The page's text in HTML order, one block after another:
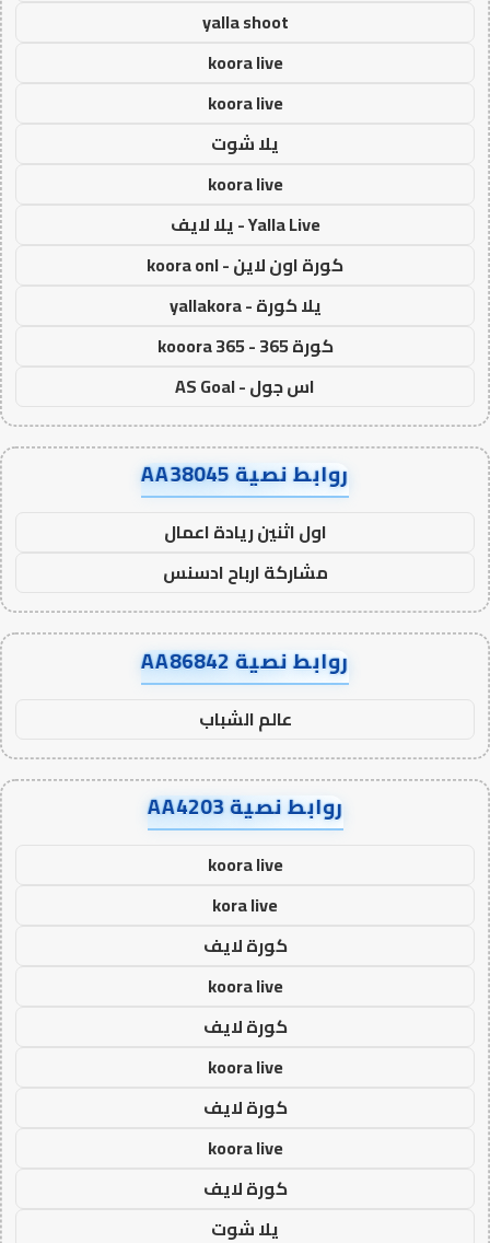
yalla shoot
koora live
koora live
يلا شوت
koora live
Yalla Live - يلا لايف
كورة اون لاين - koora onl
يلا كورة - yallakora
كورة 365 - kooora 365
اس جول - AS Goal
روابط نصية AA38045
اول اثنين ريادة اعمال
مشاركة ارباح ادسنس
روابط نصية AA86842
عالم الشباب
روابط نصية AA4203
koora live
kora live
كورة لايف
koora live
كورة لايف
koora live
كورة لايف
koora live
كورة لايف
يلا شوت